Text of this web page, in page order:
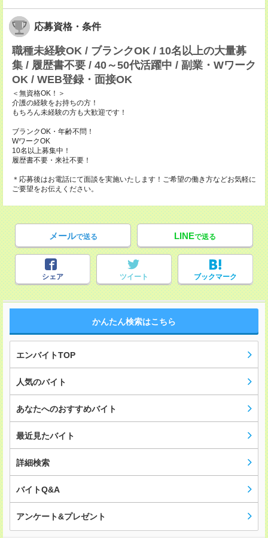
応募資格・条件
職種未経験OK / ブランクOK / 10名以上の大量募
集 / 履歴書不要 / 40～50代活躍中 / 副業・Wワーク
OK / WEB登録・面接OK
＜無資格OK！＞
介護の経験をお持ちの方！
もちろん未経験の方も大歓迎です！
ブランクOK・年齢不問！
WワークOK
10名以上募集中！
履歴書不要・来社不要！
＊応募後はお電話にて面談を実施いたします！ご希望の働き方などお気軽に
ご要望をお伝えください。
メールで送る LINEで送る
シェア ツイート ブックマーク
かんたん検索はこちら
エンバイトTOP
人気のバイト
あなたへのおすすめバイト
最近見たバイト
詳細検索
バイトQ&A
アンケート&プレゼント